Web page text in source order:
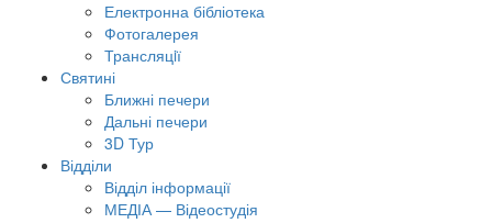
Електронна бібліотека
Фотогалерея
Трансляцiї
Святині
Ближні печери
Дальні печери
3D Тур
Відділи
Відділ інформації
МЕДІА — Відеостудія